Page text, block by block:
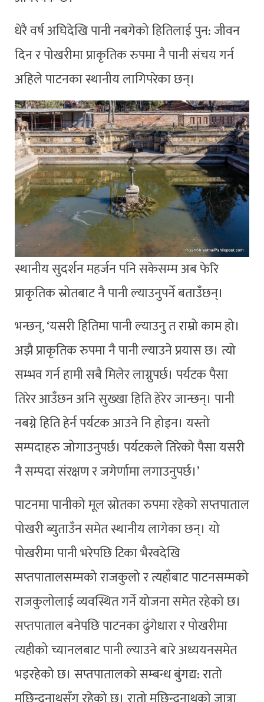
धेरै वर्ष अघिदेखि पानी नबगेको हितिलाई पुन: जीवन
दिन र पोखरीमा प्राकृतिक रुपमा नै पानी संचय गर्न
अहिले पाटनका स्थानीय लागिपरेका छन्।
स्थानीय सुदर्शन महर्जन पनि सकेसम्म अब फेरि
प्राकृतिक स्रोतबाट नै पानी ल्याउनुपर्ने बताउँछन्।
भन्छन्, ‘यसरी हितिमा पानी ल्याउनु त राम्रो काम हो।
अझै प्राकृतिक रुपमा नै पानी ल्याउने प्रयास छ। त्यो
सम्भव गर्न हामी सबै मिलेर लाग्नुपर्छ। पर्यटक पैसा
तिरेर आउँछन अनि सुख्खा हिति हेरेर जान्छन्। पानी
नबग्ने हिति हेर्न पर्यटक आउने नि होइन। यस्तो
सम्पदाहरु जोगाउनुपर्छ। पर्यटकले तिरेको पैसा यसरी
नै सम्पदा संरक्षण र जगेर्णामा लगाउनुपर्छ।’
पाटनमा पानीको मूल स्रोतका रुपमा रहेको सप्तपाताल
पोखरी ब्युताउँन समेत स्थानीय लागेका छन्। यो
पोखरीमा पानी भरेपछि टिका भैरवदेखि
सप्तपातालसम्मको राजकुलो र त्यहाँबाट पाटनसम्मको
राजकुलोलाई व्यवस्थित गर्ने योजना समेत रहेको छ।
सप्तपाताल बनेपछि पाटनका ढुंगेधारा र पोखरीमा
त्यहीको च्यानलबाट पानी ल्याउने बारे अध्ययनसमेत
भइरहेको छ। सप्तपातालको सम्बन्ध बुंगद्य: रातो